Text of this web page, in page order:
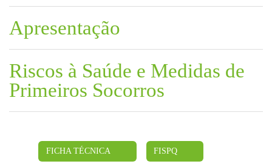
Apresentação
Riscos à Saúde e Medidas de
Primeiros Socorros
FICHA TÉCNICA FISPQ